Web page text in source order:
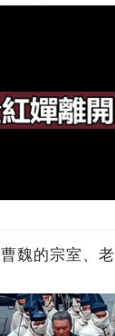
魏的宗室、